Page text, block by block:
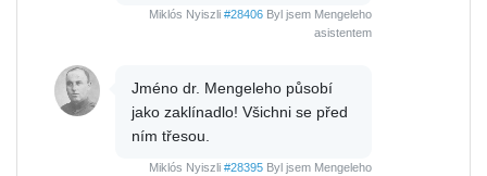
Miklós Nyiszli #28406 Byl jsem Mengeleho
asistentem
Jméno dr. Mengeleho působí
jako zaklínadlo! Všichni se před
ním třesou.
Miklós Nyiszli #28395 Byl jsem Mengeleho